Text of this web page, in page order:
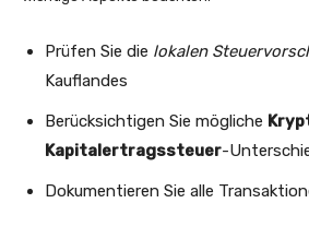
Prüfen Sie die lokalen
Kauflandes
Berücksichtigen Sie mögliche
Kapitalertragssteuer-
Dokumentieren Sie alle